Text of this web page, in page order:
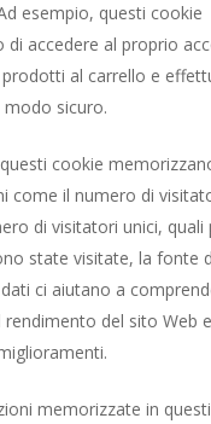
esempio, questi cookie
di accedere al proprio
al carrello e
sicuro.
cookie
come il numero di
di visitatori unici, quali
state visitate, la fonte
ci aiutano a
rendimento del sito Web
memorizzate in
Le